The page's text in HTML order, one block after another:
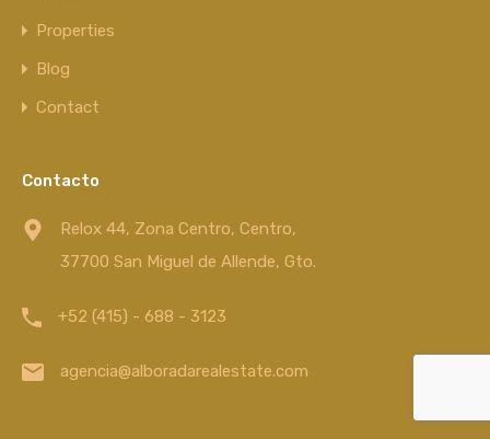
Properties
Blog
Contact
Contacto
Relox 44, Zona Centro, Centro,
37700 San Miguel de Allende, Gto.
+52 (415) - 688 - 3123
agencia@alboradarealestate.com